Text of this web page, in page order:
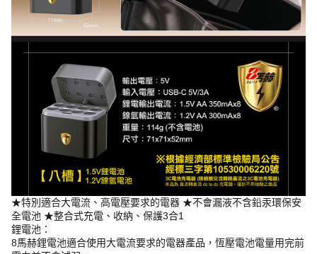
★特別適合大電流、高電壓要求的電器 ★不會漏液不含鉛汞環保安
全電池 ★整合式充電、收納、保護3合1
鋰電池：
8馬赫鋰電池適合使用大電流要求的電器產品，恆壓電池電量用完前